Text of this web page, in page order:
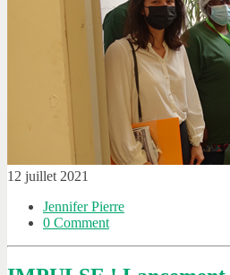
12 juillet 2021
Jennifer Pierre
0 Comment